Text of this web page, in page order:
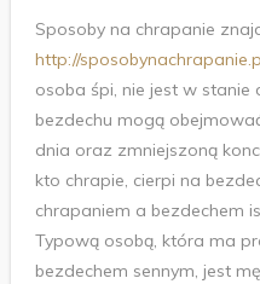
Sposoby na chrapanie
http://
osoba śpi, nie jest w stanie
bezdechu mogą
dnia oraz zmniejszoną
kto chrapie, cierpi na
chrapaniem a bezdechem
Typową osobą, która ma
bezdechem sennym, jest